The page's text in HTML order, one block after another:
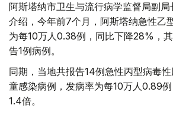
阿斯塔纳市卫生与流行病学监督局副局
介绍，今年前7个月，阿斯塔纳急性乙
为每10万人0.38例，同比下降28%，
告1例病例。
同期，当地共报告14例急性丙型病毒
童感染病例，发病率为每10万人0.89
1.4倍。